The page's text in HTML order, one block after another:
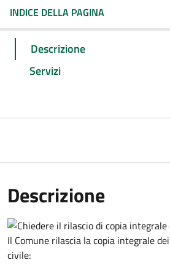
INDICE DELLA PAGINA
Descrizione
Servizi
Descrizione
Il Comune rilascia la copia integrale
civile: